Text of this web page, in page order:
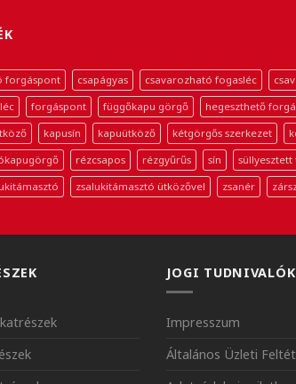
forgáspont csapágyas csavarozható fogasléc
forgáspont függőkapu görgő hegeszthető
kapusín kapuütköző kétgörgős szerkezet
rézcsapos rézgyűrűs sín
zsalukitámasztó ütközővel zsanér
JOGI TUDNIVALÓK
Impresszum
Általános Üzleti